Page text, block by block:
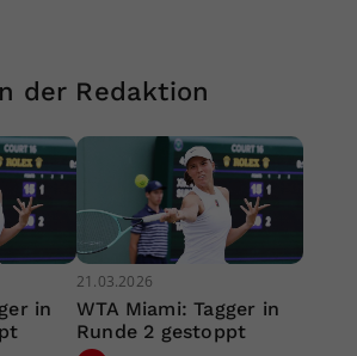
der Redaktion
in
21.03.2026
WTA Miami: Tagger in
Runde 2 gestoppt